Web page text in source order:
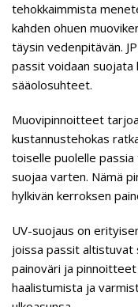
tehokkaimmista
kahden ohuen
täysin vedenpitävän.
passit voidaan suojata
sääolosuhteet.
Muovipinnoitteet
kustannustehokas
toiselle puolelle passia
suojaa varten. Nämä
hylkivän kerroksen
UV-suojaus on
joissa passit altistuvat
painoväri ja
haalistumista ja